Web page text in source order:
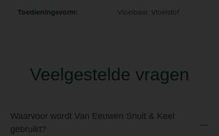
Toedieningsvorm: Vloeibaar, Vloeistof
Veelgestelde vragen
Waarvoor wordt Van Eeuwen Snuit & Keel
gebruikt?